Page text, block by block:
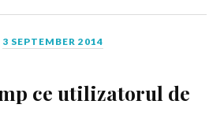
3 SEPTEMBER 2014
ce utilizatorul de